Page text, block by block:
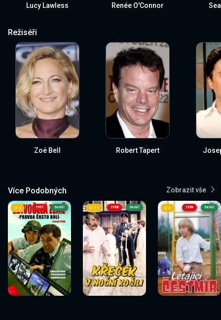
Lucy Lawless Renée O'Connor
Režiséři
Zoë Bell Robert Tapert
Více Podobných Zobrazit vše
1997
5 Seriál 1988
7.1 Seriál 1984
6 Seriál